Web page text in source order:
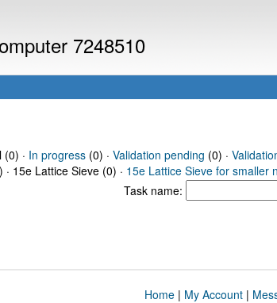
7248510
· In progress(0) · Validation pending (0) ·
· 15e Lattice Sieve (0) · 15e Lattice Sieve for smaller
Task name:
Home| My Account|